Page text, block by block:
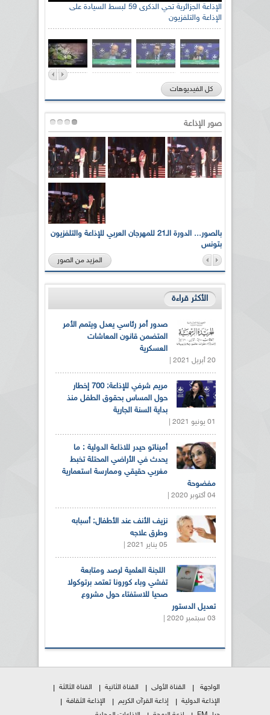
الإذاعة الجزائرية تحي الذكرى 59 لبسط السيادة على
الإذاعة والتلفزيون
رئيس اللجنة الوطنية الجزائرية للتضامن مع الشعب
الصحراوي السيد سعيد العياشي
كل الفيديوهات
صور الإذاعة
بالصور... الدورة الـ21 للمهرجان العربي للإذاعة والتلفزيون
بتونس
المزيد من الصور
الأكثر قراءة
صدور أمر رئاسي يعدل ويتمم الأمر
المتضمن قانون المعاشات
العسكرية
20 أبريل 2021 |
مريم شرفي للإذاعة: 700 إخطار
حول المساس بحقوق الطفل منذ
بداية السنة الجارية
01 يونيو 2021 |
أميناتو حيدر للاذاعة الدولية : ما
يحدث في الأراضي المحتلة تخبط
مغربي حقيقي وممارسة استعمارية
مفضوحة
04 أكتوبر 2020 |
نزيف الأنف عند الأطفال: أسبابه
وطرق علاجه
05 يناير 2021 |
اللجنة العلمية لرصد ومتابعة
تفشي وباء كورونا تعتمد برتوكولا
صحيا للاستفتاء حول مشروع
تعديل الدستور
03 سبتمبر 2020 |
الواجهة القناة الأولى القناة الثانية
القناة الثالثة
الإذاعة الدولية
إذاعة القرآن الكريم
الإذاعة الثقافة